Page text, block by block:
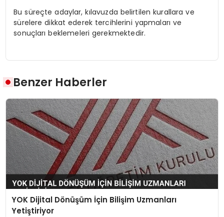
Bu süreçte adaylar, kılavuzda belirtilen kurallara ve
sürelere dikkat ederek tercihlerini yapmaları ve
sonuçları beklemeleri gerekmektedir.
Benzer Haberler
YOK Dijital Dönüşüm İçin Bilişim Uzmanları
Yetiştiriyor